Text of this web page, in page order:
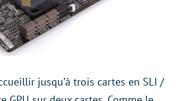
jusqu’à trois cartes en SLI /